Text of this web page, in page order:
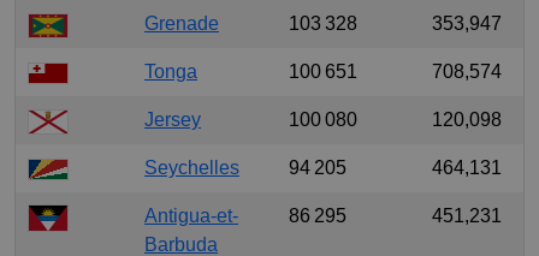
Grenade 103 328 353,947
Tonga 100 651 708,574
Jersey 100 080 120,098
Seychelles 94 205 464,131
Antigua-et-
Barbuda
86 295 451,231